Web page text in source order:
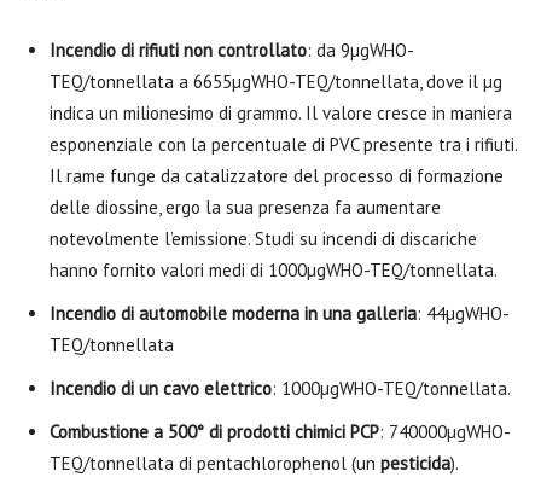
Incendio di rifiuti non controllato: da 9µgWHO-
TEQ/tonnellata a 6655µgWHO-TEQ/tonnellata, dove il µg
indica un milionesimo di grammo. Il valore cresce in maniera
esponenziale con la percentuale di PVC presente tra i rifiuti.
Il rame funge da catalizzatore del processo di formazione
delle diossine, ergo la sua presenza fa aumentare
notevolmente l’emissione. Studi su incendi di discariche
hanno fornito valori medi di 1000µgWHO-TEQ/tonnellata.
Incendio di automobile moderna in una galleria: 44µgWHO-
TEQ/tonnellata
Incendio di un cavo elettrico: 1000µgWHO-TEQ/tonnellata.
Combustione a 500° di prodotti chimici PCP: 740000µgWHO-
TEQ/tonnellata di pentachlorophenol (un pesticida).